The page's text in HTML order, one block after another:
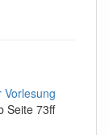
Seite 73ff